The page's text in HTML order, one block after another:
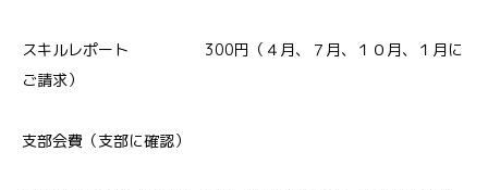
スキルレポート 300円（４月、７月、１０月、１月に
ご請求）
支部会費（支部に確認）